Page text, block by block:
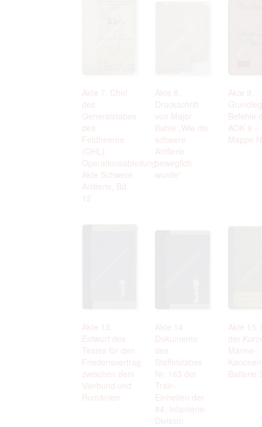
Akte 7. Chef
des
Generalstabes
des
Feldheeres
(OHL);
Operationsabteilung:
Akte Schwere
Artillerie, Bd.
12
Akte 8.
Druckschrift
von Major
Buhle „Wie die
schwere
Artillerie
beweglich
wurde“
Akte 9.
Befehle
AOK 9 –
Mappe
Akte 13.
Entwurf des
Textes für den
Friedensvertrag
zwischen dem
Vierbund und
Rumänien
Akte 14.
Dokumente
des
Staffelstabes
Nr. 163 der
Train-
Einheiten der
84. Infanterie-
Division
Akte 15.
der
Marine-
Batterie